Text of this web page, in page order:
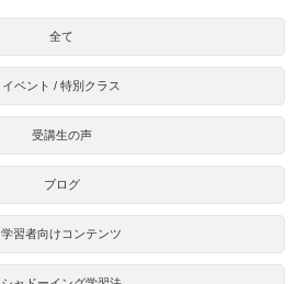
全て
イベント / 特別クラス
受講生の声
ブログ
学習者向けコンテンツ